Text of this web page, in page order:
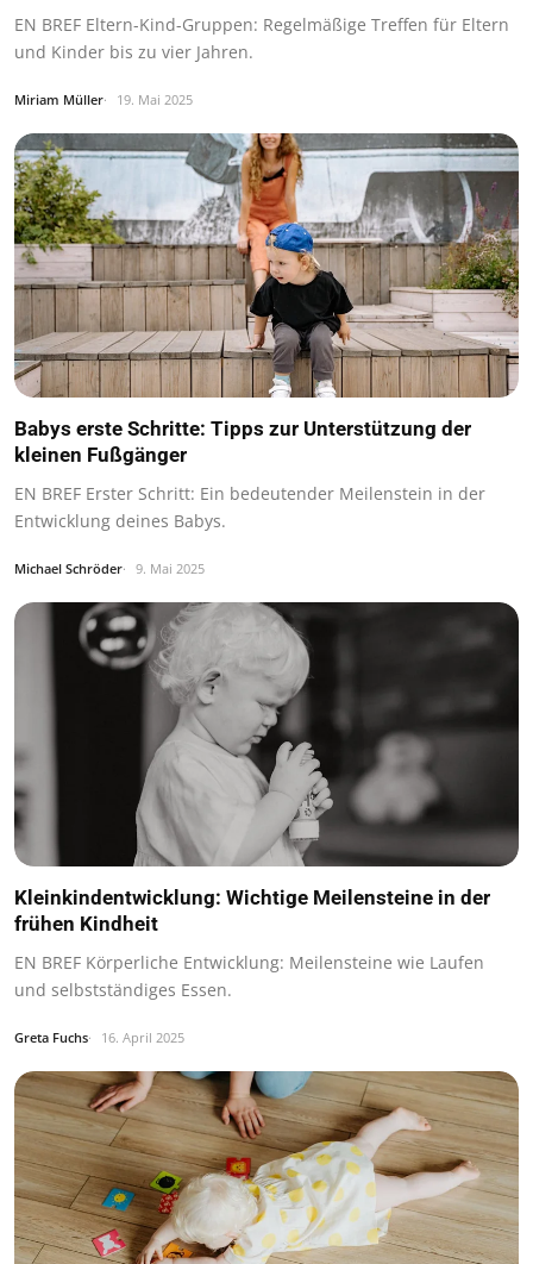
EN BREF Eltern-Kind-Gruppen: Regelmäßige Treffen für Eltern
und Kinder bis zu vier Jahren.
Miriam Müller 19. Mai 2025
Babys erste Schritte: Tipps zur Unterstützung der
kleinen Fußgänger
EN BREF Erster Schritt: Ein bedeutender Meilenstein in der
Entwicklung deines Babys.
Michael Schröder 9. Mai 2025
Kleinkindentwicklung: Wichtige Meilensteine in der
frühen Kindheit
EN BREF Körperliche Entwicklung: Meilensteine wie Laufen
und selbstständiges Essen.
Greta Fuchs 16. April 2025